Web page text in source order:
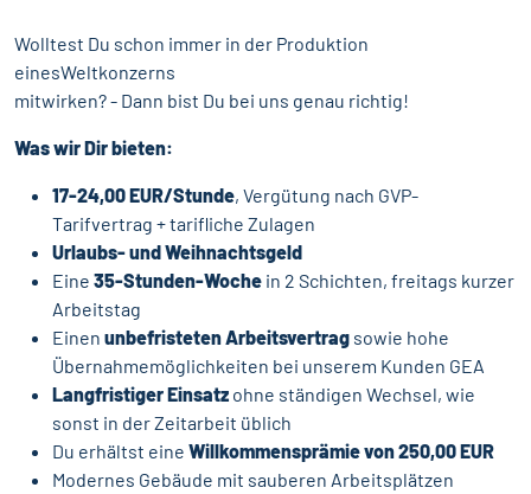
Wolltest Du schon immer in der Produktion
einesWeltkonzerns
mitwirken? - Dann bist Du bei uns genau richtig!
Was wir Dir bieten:
17-24,00 EUR/Stunde, Vergütung nach GVP-
Tarifvertrag + tarifliche Zulagen
Urlaubs- und Weihnachtsgeld
Eine 35-Stunden-Woche in 2 Schichten, freitags kurzer
Arbeitstag
Einen unbefristeten Arbeitsvertrag sowie hohe
Übernahmemöglichkeiten bei unserem Kunden GEA
Langfristiger Einsatz ohne ständigen Wechsel, wie
sonst in der Zeitarbeit üblich
Du erhältst eine Willkommensprämie von 250,00 EUR
Modernes Gebäude mit sauberen Arbeitsplätzen